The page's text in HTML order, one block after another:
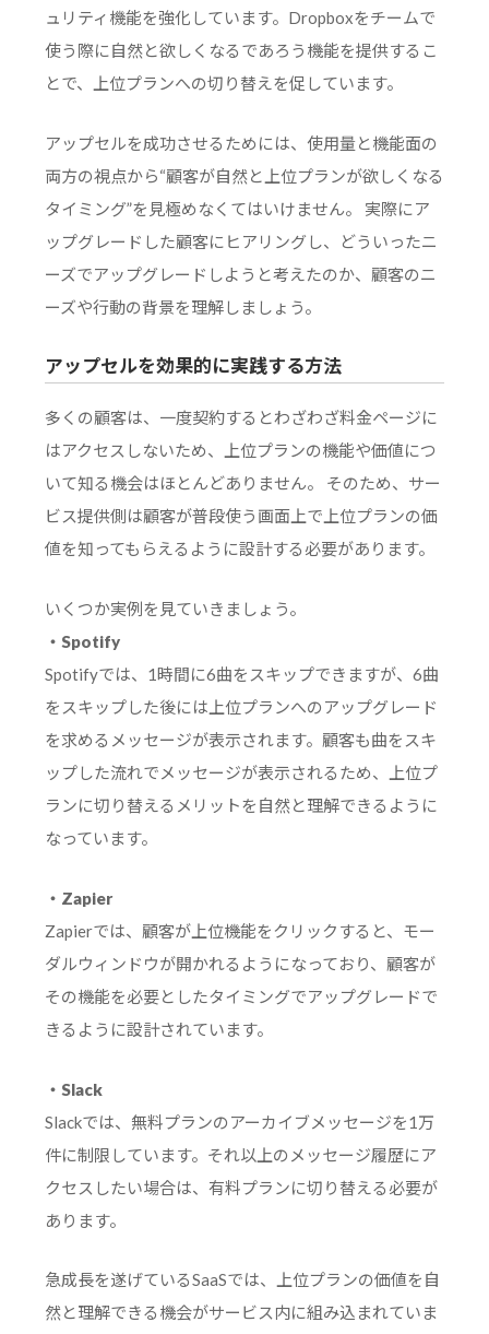
ュリティ機能を強化しています。Dropboxをチームで
使う際に自然と欲しくなるであろう機能を提供するこ
とで、上位プランへの切り替えを促しています。
アップセルを成功させるためには、使用量と機能面の
両方の視点から“顧客が自然と上位プランが欲しくなる
タイミング”を見極めなくてはいけません。 実際にア
ップグレードした顧客にヒアリングし、どういったニ
ーズでアップグレードしようと考えたのか、顧客のニ
ーズや行動の背景を理解しましょう。
アップセルを効果的に実践する方法
多くの顧客は、一度契約するとわざわざ料金ページに
はアクセスしないため、上位プランの機能や価値につ
いて知る機会はほとんどありません。 そのため、サー
ビス提供側は顧客が普段使う画面上で上位プランの価
値を知ってもらえるように設計する必要があります。
いくつか実例を見ていきましょう。
・Spotify
Spotifyでは、1時間に6曲をスキップできますが、6曲
をスキップした後には上位プランへのアップグレード
を求めるメッセージが表示されます。顧客も曲をスキ
ップした流れでメッセージが表示されるため、上位プ
ランに切り替えるメリットを自然と理解できるように
なっています。
・Zapier
Zapierでは、顧客が上位機能をクリックすると、モー
ダルウィンドウが開かれるようになっており、顧客が
その機能を必要としたタイミングでアップグレードで
きるように設計されています。
・Slack
Slackでは、無料プランのアーカイブメッセージを1万
件に制限しています。それ以上のメッセージ履歴にア
クセスしたい場合は、有料プランに切り替える必要が
あります。
急成長を遂げているSaaSでは、上位プランの価値を自
然と理解できる機会がサービス内に組み込まれていま